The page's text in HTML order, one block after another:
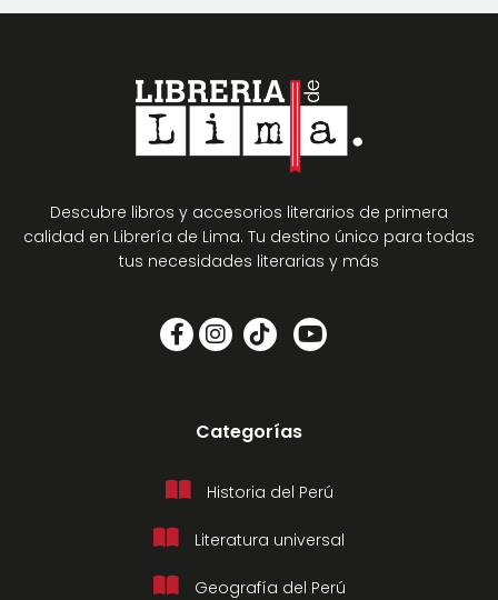
Descubre libros y accesorios literarios de primera
calidad en Librería de Lima. Tu destino único para todas
tus necesidades literarias y más
Categorías
Historia del Perú
Literatura universal
Geografía del Perú